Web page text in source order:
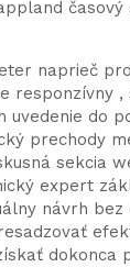
časový
naprieč
responzívny ,
uvedenie do
prechody
sekcia
expert
návrh bez
dokonca